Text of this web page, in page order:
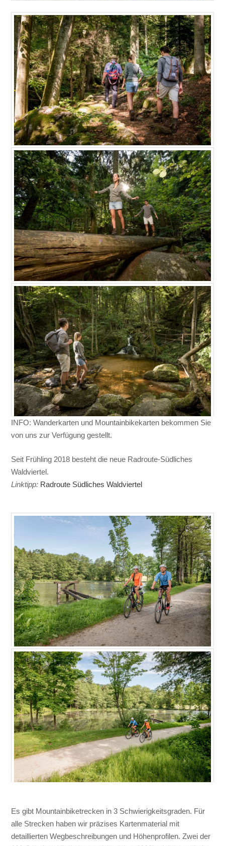
INFO: Wanderkarten und Mountainbikekarten bekommen Sie
von uns zur Verfügung gestellt.
Seit Frühling 2018 besteht die neue Radroute-Südliches
Waldviertel.
Linktipp: Radroute Südliches Waldviertel
Es gibt Mountainbiketrecken in 3 Schwierigkeitsgraden. Für
alle Strecken haben wir präzises Kartenmaterial mit
detaillierten Wegbeschreibungen und Höhenprofilen. Zwei der